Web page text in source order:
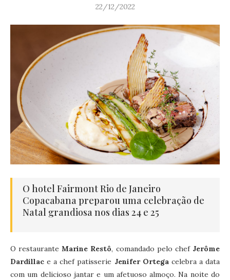
22/12/2022
O hotel Fairmont Rio de Janeiro
Copacabana preparou uma celebração de
Natal grandiosa nos dias 24 e 25
O restauranteMarine Restô, comandado pelo chef Jerôme
Dardillac e a chef patisserie Jenifer Ortegacelebra a data
com um delicioso jantar e um afetuoso almoço. Na noite do